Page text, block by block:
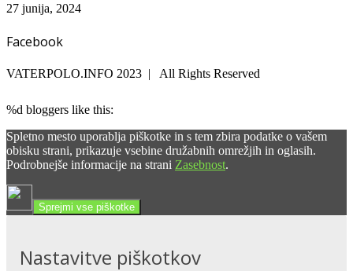
27 junija, 2024
Facebook
VATERPOLO.INFO 2023 | All Rights Reserved
%d bloggers like this:
Spletno mesto uporablja piškotke in s tem zbira podatke o vašem
obisku strani, prikazuje vsebine družabnih omrežjih in oglasih.
Podrobnejše informacije na strani Zasebnost.
Sprejmi vse piškotke
Nastavitve piškotkov